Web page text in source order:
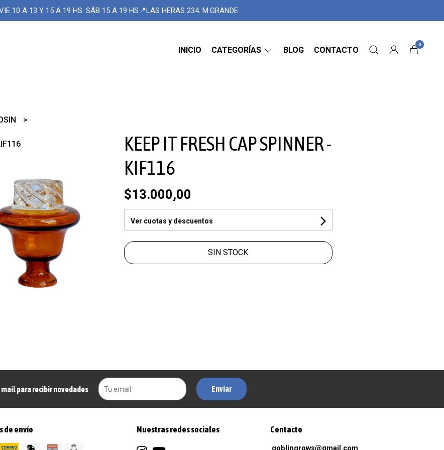
10 A 13 Y 15 A 19 HS. SÁB 15 A 19 HS📍LAS HERAS 234. M.GRANDE
INICIO CATEGORÍAS BLOG CONTACTO
0
KEEP IT FRESH CAP SPINNER -
KIF116
$13.000,00
Ver cuotas y descuentos
SIN STOCK
mail para recibir novedades Enviar
de envío Nuestras redes sociales Contacto